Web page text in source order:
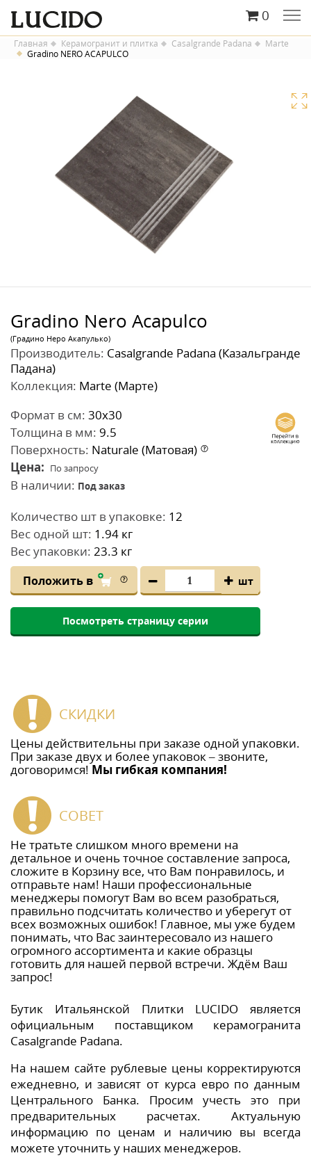
0
Главная Керамогранит и плитка Casalgrande Padana
Marte
Gradino NERO ACAPULCO
Gradino Nero Acapulco
(Градино Неро Акапулько)
Производитель: Casalgrande Padana (Казальгранде
Падана)
Коллекция: Marte (Марте)
Формат в см: 30x30
Толщина в мм: 9.5
Поверхность: Naturale (Матовая)
Цена: По запросу
В наличии: Под заказ
Количество шт в упаковке: 12
Вес одной шт: 1.94 кг
Вес упаковки: 23.3 кг
Положить в шт
Посмотреть страницу серии
СКИДКИ
Цены действительны при заказе одной упаковки.
При заказе двух и более упаковок – звоните,
договоримся! Мы гибкая компания!
СОВЕТ
Не тратьте слишком много времени на
детальное и очень точное составление запроса,
сложите в Корзину все, что Вам понравилось, и
отправьте нам! Наши профессиональные
менеджеры помогут Вам во всем разобраться,
правильно подсчитать количество и уберегут от
всех возможных ошибок! Главное, мы уже будем
понимать, что Вас заинтересовало из нашего
огромного ассортимента и какие образцы
готовить для нашей первой встречи. Ждём Ваш
запрос!
Бутик Итальянской Плитки LUCIDO является
официальным поставщиком керамогранита
Casalgrande Padana.
На нашем сайте рублевые цены корректируются
ежедневно, и зависят от курса евро по данным
Центрального Банка. Просим учесть это при
предварительных расчетах. Актуальную
информацию по ценам и наличию вы всегда
можете уточнить у наших менеджеров.